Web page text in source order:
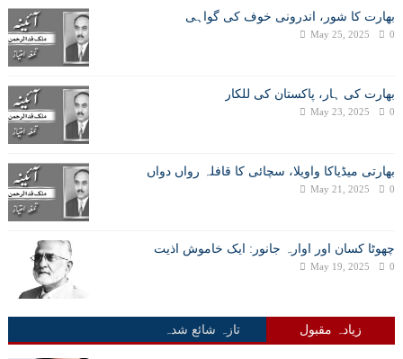
بھارت کا شور، اندرونی خوف کی گواہی
May 25, 2025 0
بھارت کی ہار، پاکستان کی للکار
May 23, 2025 0
بھارتی میڈیاکا واویلا، سچائی کا قافلہ رواں دواں
May 21, 2025 0
چھوٹا کسان اور اوارہ جانور: ایک خاموش اذیت
May 19, 2025 0
زیادہ مقبول تازہ شائع شدہ